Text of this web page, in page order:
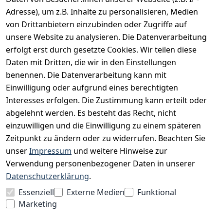
Adresse), um z.B. Inhalte zu personalisieren, Medien
von Drittanbietern einzubinden oder Zugriffe auf
unsere Website zu analysieren. Die Datenverarbeitung
erfolgt erst durch gesetzte Cookies. Wir teilen diese
Daten mit Dritten, die wir in den Einstellungen
benennen. Die Datenverarbeitung kann mit
Einwilligung oder aufgrund eines berechtigten
Interesses erfolgen. Die Zustimmung kann erteilt oder
abgelehnt werden. Es besteht das Recht, nicht
einzuwilligen und die Einwilligung zu einem späteren
Zeitpunkt zu ändern oder zu widerrufen. Beachten Sie
unserImpressum und weitere Hinweise zur
Verwendung personenbezogener Daten in unserer
Datenschutzerklärung.
Essenziell
Externe Medien
Funktional
Marketing
Widerrufsrecht
Datenschutz
Unser Unternehmen
Charity & Wohltätigkeit
BESUCHE UNS
BEQUEM BEZAHLEN MIT